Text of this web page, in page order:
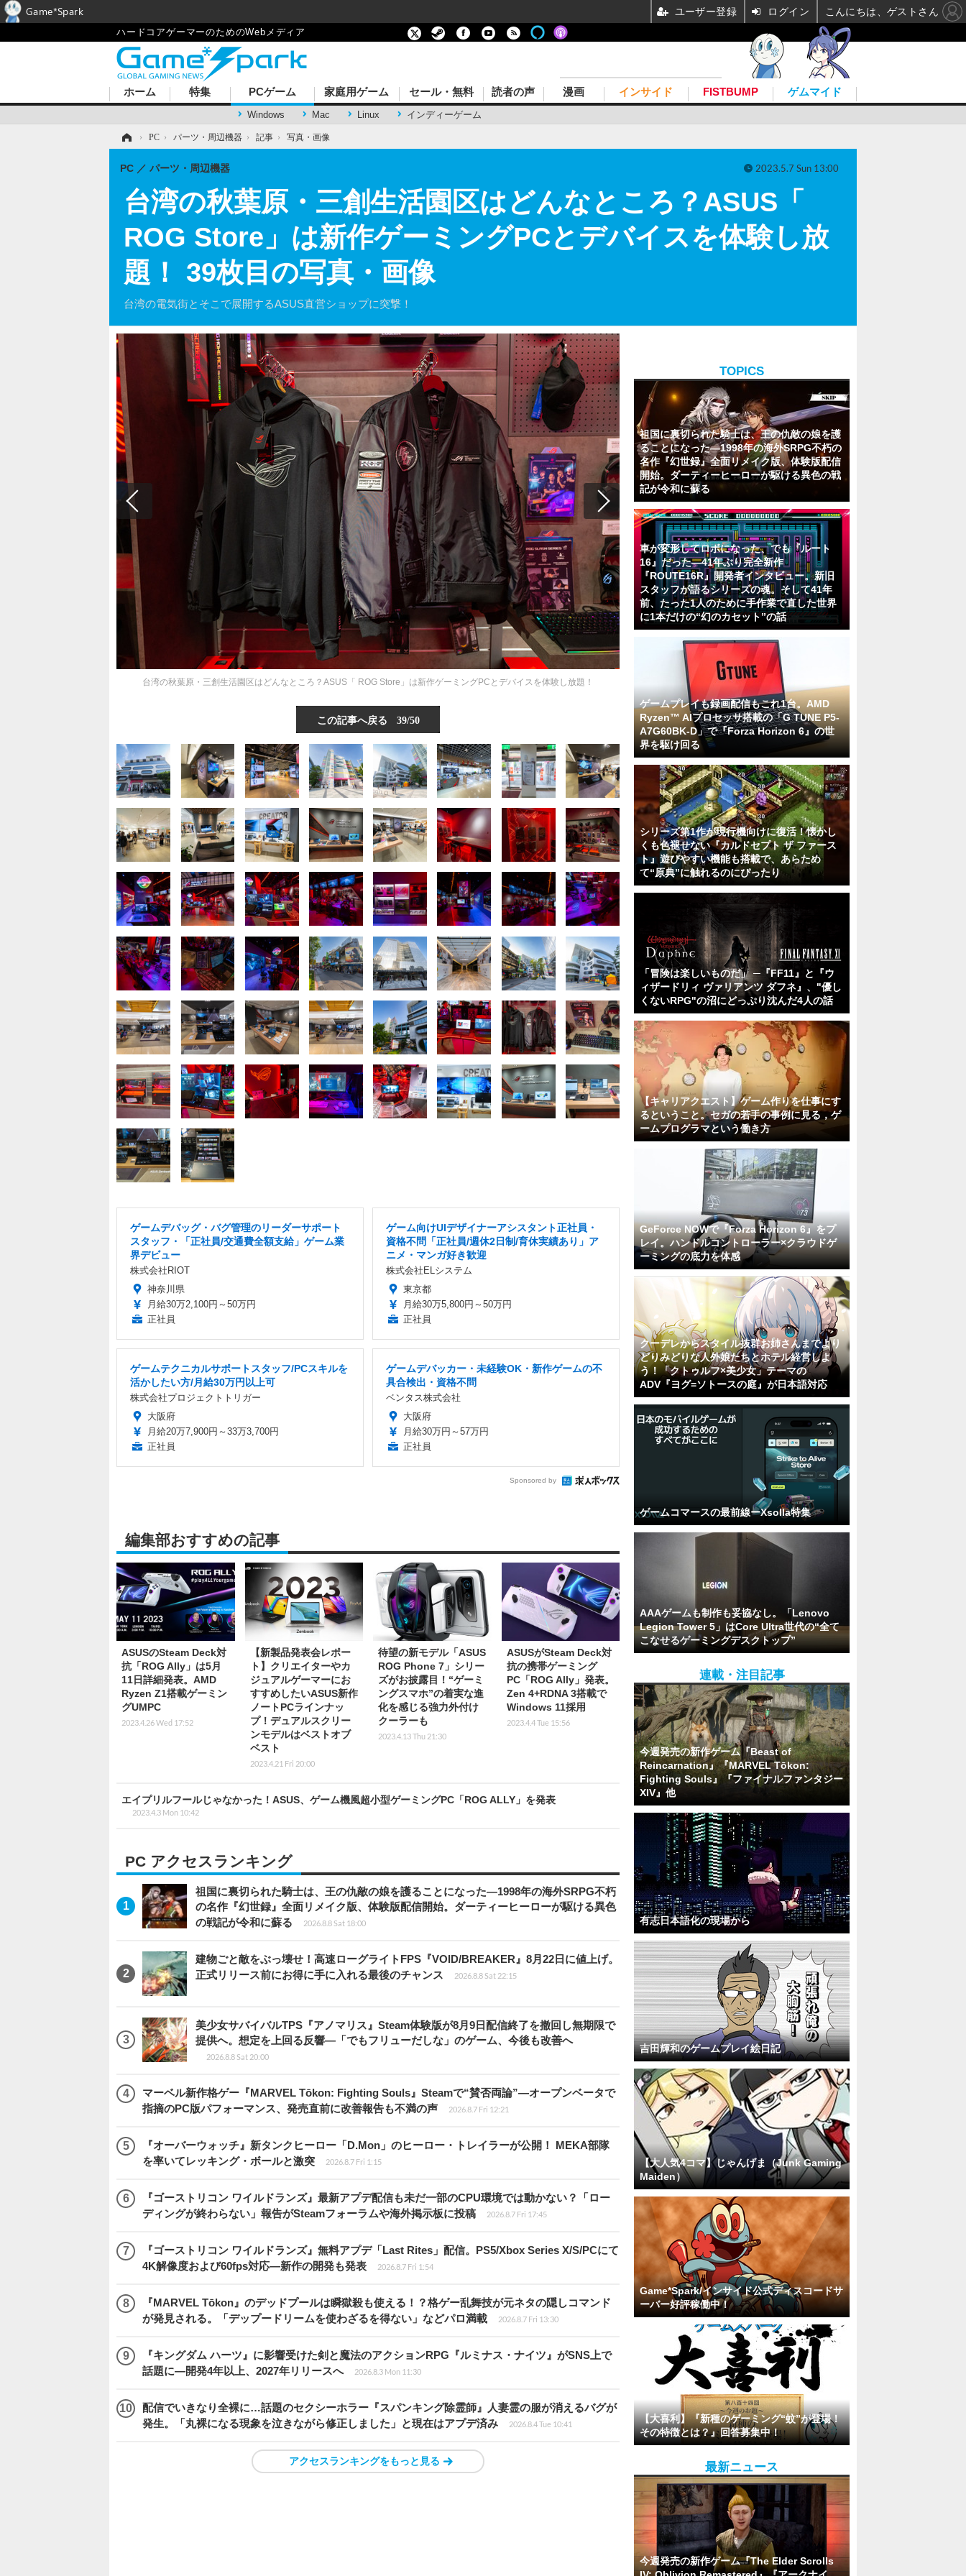
ハードコアゲーマーのためのWebメディア
ホーム 特集 PCゲーム
Windows Mac Linux インディーゲーム
家庭用ゲーム セール・無料 読者の声 漫画 インサイド FISTBUMP ゲムマイド
› PC › パーツ・周辺機器 › 記事 › 写真・画像
台湾の秋葉原・三創生活園区はどんなところ？ASUS「
ROG Store」は新作ゲーミングPCとデバイスを体験し放
題！ 39枚目の写真・画像
台湾の電気街とそこで展開するASUS直営ショップに突撃！
PC パーツ・周辺機器 2023.5.7 Sun 13:00
台湾の秋葉原・三創生活園区はどんなところ？ASUS「 ROG Store」は新作ゲーミングPCとデバイスを体験し放題！
この記事へ戻る 39/50
ゲームデバッグ・バグ管理のリーダーサポート
スタッフ・「正社員/交通費全額支給」ゲーム業
界デビュー
株式会社RIOT
神奈川県
月給30万2,100円～50万円
正社員
ゲーム向けUIデザイナーアシスタント正社員・
資格不問「正社員/週休2日制/育休実績あり」ア
ニメ・マンガ好き歓迎
株式会社ELシステム
東京都
月給30万5,800円～50万円
正社員
ゲームテクニカルサポートスタッフ/PCスキルを
活かしたい方/月給30万円以上可
株式会社プロジェクトトリガー
大阪府
月給20万7,900円～33万3,700円
正社員
ゲームデバッカー・未経験OK・新作ゲームの不
具合検出・資格不問
ベンタス株式会社
大阪府
月給30万円～57万円
正社員
Sponsored by
編集部おすすめの記事
ASUSのSteam Deck対
抗「ROG Ally」は5月
11日詳細発表。AMD
Ryzen Z1搭載ゲーミン
グUMPC
2023.4.26 Wed 17:52
【新製品発表会レポー
ト】クリエイターやカ
ジュアルゲーマーにお
すすめしたいASUS新作
ノートPCラインナッ
プ！デュアルスクリー
ンモデルはベストオブ
ベスト
2023.4.21 Fri 20:00
待望の新モデル「ASUS
ROG Phone 7」シリー
ズがお披露目！“ゲーミ
ングスマホ”の着実な進
化を感じる強力外付け
クーラーも
2023.4.13 Thu 21:30
ASUSがSteam Deck対
抗の携帯ゲーミング
PC「ROG Ally」発表。
Zen 4+RDNA 3搭載で
Windows 11採用
2023.4.4 Tue 15:56
エイプリルフールじゃなかった！ASUS、ゲーム機風超小型ゲーミングPC「ROG ALLY」を発表
2023.4.3 Mon 10:42
PC アクセスランキング
祖国に裏切られた騎士は、王の仇敵の娘を護ることになった―1998年の海外SRPG不朽
の名作『幻世録』全面リメイク版、体験版配信開始。ダーティーヒーローが駆ける異色
の戦記が令和に蘇る
2026.8.8 Sat 18:00
建物ごと敵をぶっ壊せ！高速ローグライトFPS『VOID/BREAKER』8月22日に値上げ。
正式リリース前にお得に手に入れる最後のチャンス
2026.8.8 Sat 22:15
美少女サバイバルTPS『アノマリス』Steam体験版が8月9日配信終了を撤回し無期限で
提供へ。想定を上回る反響―「でもフリューだしな」のゲーム、今後も改善へ
2026.8.8 Sat 20:00
マーベル新作格ゲー『MARVEL Tōkon: Fighting Souls』Steamで“賛否両論”―オープンベータで
指摘のPC版パフォーマンス、発売直前に改善報告も不満の声
2026.8.7 Fri 12:21
『オーバーウォッチ』新タンクヒーロー「D.Mon」のヒーロー・トレイラーが公開！ MEKA部隊
を率いてレッキング・ボールと激突
2026.8.7 Fri 1:15
『ゴーストリコン ワイルドランズ』最新アプデ配信も未だ一部のCPU環境では動かない？「ロー
ディングが終わらない」報告がSteamフォーラムや海外掲示板に投稿
2026.8.7 Fri 17:45
『ゴーストリコン ワイルドランズ』無料アプデ「Last Rites」配信。PS5/Xbox Series X/S/PCにて
4K解像度および60fps対応―新作の開発も発表
2026.8.7 Fri 1:54
『MARVEL Tōkon』のデッドプールは瞬獄殺も使える！？格ゲー乱舞技が元ネタの隠しコマンド
が発見される。「デップードリームを使わざるを得ない」などパロ満載
2026.8.7 Fri 13:30
『キングダム ハーツ』に影響受けた剣と魔法のアクションRPG『ルミナス・ナイツ』がSNS上で
話題に―開発4年以上、2027年リリースへ
2026.8.3 Mon 11:30
配信でいきなり全裸に…話題のセクシーホラー『スパンキング除霊師』人妻霊の服が消えるバグが
発生。「丸裸になる現象を泣きながら修正しました」と現在はアプデ済み
2026.8.4 Tue 10:41
アクセスランキングをもっと見る
TOPICS
祖国に裏切られた騎士は、王の仇敵の娘を護
ることになった―1998年の海外SRPG不朽の
名作『幻世録』全面リメイク版、体験版配信
開始。ダーティーヒーローが駆ける異色の戦
記が令和に蘇る
車が変形してロボになった、でも『ルート
16』だった―41年ぶり完全新作
『ROUTE16R』開発者インタビュー。新旧
スタッフが語るシリーズの魂。そして41年
前、たった1人のために手作業で直した世界
に1本だけの“幻のカセット”の話
ゲームプレイも録画配信もこれ1台。AMD
Ryzen™ AIプロセッサ搭載の「G TUNE P5-
A7G60BK-D」で『Forza Horizon 6』の世
界を駆け回る
シリーズ第1作が現行機向けに復活！懐かし
くも色褪せない『カルドセプト ザ ファース
ト』遊びやすい機能も搭載で、あらため
て“原典”に触れるのにぴったり
「冒険は楽しいものだ」 ─『FF11』と『ウ
ィザードリィ ヴァリアンツ ダフネ』、"優し
くないRPG"の沼にどっぷり沈んだ4人の話
【キャリアクエスト】ゲーム作りを仕事にす
るということ。セガの若手の事例に見る，ゲ
ームプログラマという働き方
GeForce NOWで『Forza Horizon 6』をプ
レイ。ハンドルコントローラー×クラウドゲ
ーミングの底力を体感
クーデレからスタイル抜群お姉さんまでより
どりみどりな人外娘たちとホテル経営しよ
う！「クトゥルフ×美少女」テーマの
ADV『ヨグ=ソトースの庭』が日本語対応
ゲームコマースの最前線ーXsolla特集
AAAゲームも制作も妥協なし。「Lenovo
Legion Tower 5」はCore Ultra世代の“全て
こなせるゲーミングデスクトップ”
連載・注目記事
今週発売の新作ゲーム『Beast of
Reincarnation』『MARVEL Tōkon:
Fighting Souls』『ファイナルファンタジー
XIV』他
有志日本語化の現場から
吉田輝和のゲームプレイ絵日記
【大人気4コマ】じゃんげま（Junk Gaming
Maiden）
Game*Spark/インサイド公式ディスコードサ
ーバー好評稼働中！
【大喜利】『新種のゲーミング“蚊”が登場！
その特徴とは？』回答募集中！
最新ニュース
今週発売の新作ゲーム『The Elder Scrolls
Game*Spark ユーザー登録 ログイン こんにちは、ゲストさん